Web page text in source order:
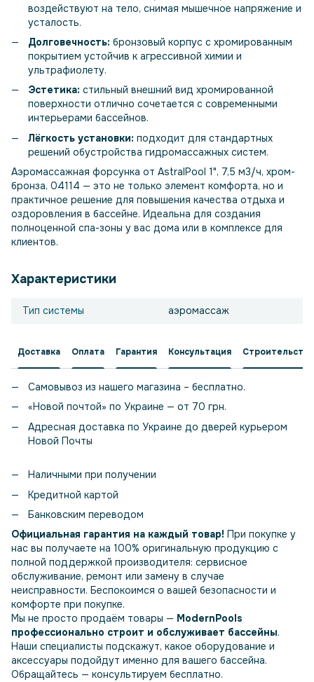
воздействуют на тело, снимая мышечное напряжение и
усталость.
Долговечность: бронзовый корпус с хромированным
покрытием устойчив к агрессивной химии и
ультрафиолету.
Эстетика: стильный внешний вид хромированной
поверхности отлично сочетается с современными
интерьерами бассейнов.
Лёгкость установки: подходит для стандартных
решений обустройства гидромассажных систем.
Аэромассажная форсунка от AstralPool 1", 7,5 м3/ч, хром-
бронза, 04114 — это не только элемент комфорта, но и
практичное решение для повышения качества отдыха и
оздоровления в бассейне. Идеальна для создания
полноценной спа-зоны у вас дома или в комплексе для
клиентов.
Характеристики
Тип системы аэромассаж
Доставка Оплата Гарантия Консультация Строительство
Самовывоз из нашего магазина – бесплатно.
«Новой почтой» по Украине — от 70 грн.
Адресная доставка по Украине до дверей курьером
Новой Почты
Наличными при получении
Кредитной картой
Банковским переводом
Официальная гарантия на каждый товар! При покупке у
нас вы получаете на 100% оригинальную продукцию с
полной поддержкой производителя: сервисное
обслуживание, ремонт или замену в случае
неисправности. Беспокоимся о вашей безопасности и
комфорте при покупке.
Мы не просто продаём товары — ModernPools
профессионально строит и обслуживает бассейны.
Наши специалисты подскажут, какое оборудование и
аксессуары подойдут именно для вашего бассейна.
Обращайтесь — консультируем бесплатно.